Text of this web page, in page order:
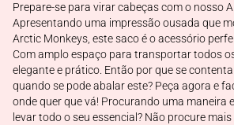
Prepare-se para virar cabeças com o nosso
Apresentando uma impressão ousada que
Arctic Monkeys, este saco é o acessório
Com amplo espaço para transportar todos
elegante e prático. Então por que se
quando se pode abalar este? Peça agora e
onde quer que vá! Procurando uma maneira
levar todo o seu essencial? Não procure